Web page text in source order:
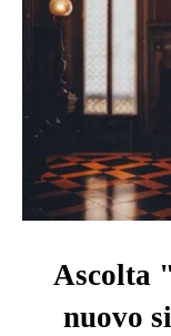
Ascolta
nuovo